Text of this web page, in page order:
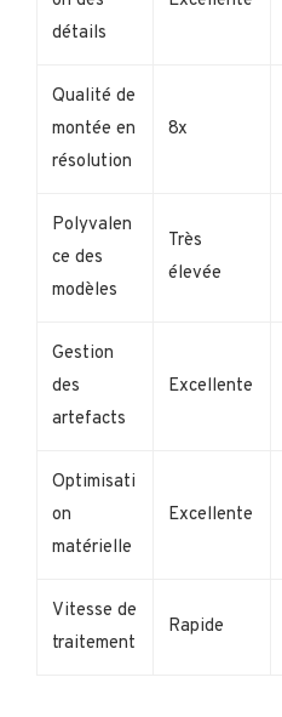
détails
Qualité de
montée en
résolution
8x
Polyvalen
ce des
modèles
Très
élevée
Gestion
des
artefacts
Excellente
Optimisati
on
matérielle
Excellente
Vitesse de
traitement
Rapide